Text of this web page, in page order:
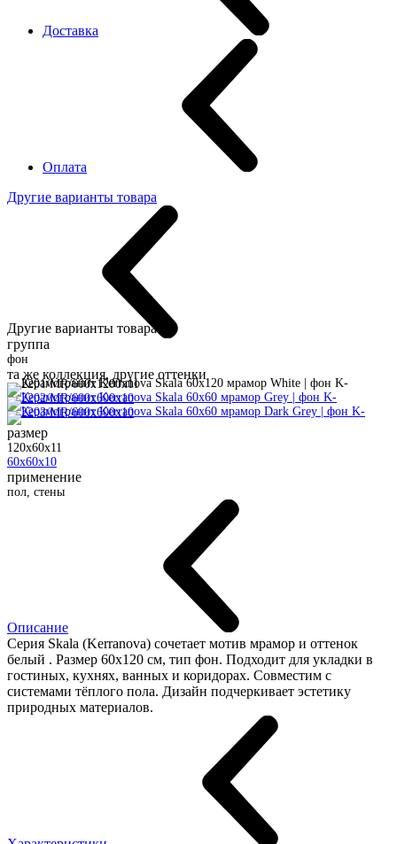
Доставка
Оплата
Другие варианты товара
Другие варианты товара:
группа
фон
та же коллекция, другие оттенки
размер
120x60x11
60x60x10
применение
пол, стены
Описание
Серия Skala (Kerranova) сочетает мотив мрамор и оттенок
белый . Размер 60x120 см, тип фон. Подходит для укладки в
гостиных, кухнях, ванных и коридорах. Совместим с
системами тёплого пола. Дизайн подчеркивает эстетику
природных материалов.